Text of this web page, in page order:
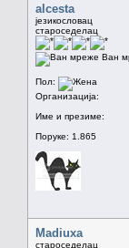
alcesta
језикословац
староседелац
Ван
Пол:
Организација:
Име и презиме:
Поруке: 1.865
Madiuxa
староседелац